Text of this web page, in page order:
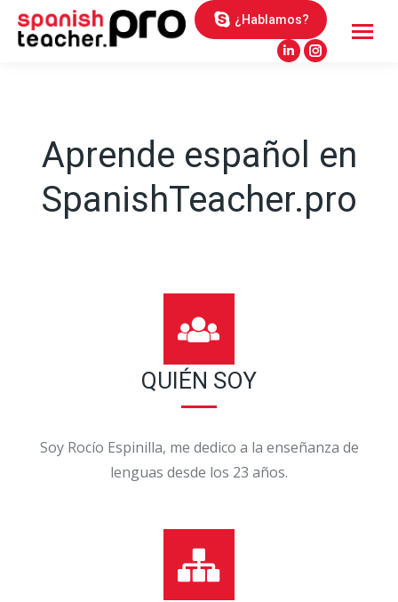
¿Hablamos?
Linkedin
new
Instagram
new
Aprende español en
SpanishTeacher.pro
QUIÉN SOY
Soy Rocío Espinilla, me dedico a la enseñanza de
lenguas desde los 23 años.